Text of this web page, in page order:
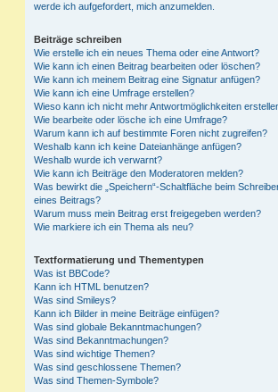
werde ich aufgefordert, mich anzumelden.
Beiträge schreiben
Wie erstelle ich ein neues Thema oder eine Antwort?
Wie kann ich einen Beitrag bearbeiten oder löschen?
Wie kann ich meinem Beitrag eine Signatur anfügen?
Wie kann ich eine Umfrage erstellen?
Wieso kann ich nicht mehr Antwortmöglichkeiten
Wie bearbeite oder lösche ich eine Umfrage?
Warum kann ich auf bestimmte Foren nicht zugreifen?
Weshalb kann ich keine Dateianhänge anfügen?
Weshalb wurde ich verwarnt?
Wie kann ich Beiträge den Moderatoren melden?
Was bewirkt die „Speichern“-Schaltfläche beim
eines Beitrags?
Warum muss mein Beitrag erst freigegeben werden?
Wie markiere ich ein Thema als neu?
Textformatierung und Thementypen
Was ist BBCode?
Kann ich HTML benutzen?
Was sind Smileys?
Kann ich Bilder in meine Beiträge einfügen?
Was sind globale Bekanntmachungen?
Was sind Bekanntmachungen?
Was sind wichtige Themen?
Was sind geschlossene Themen?
Was sind Themen-Symbole?